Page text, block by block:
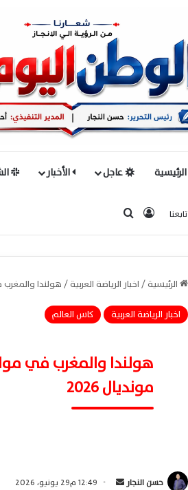
الرئيسية عاجل الأخبار
تابعنا تسجيل الدخول
الرئيسية/اخبار الرياضة العربية/هولندا
اخبار الرياضة العربية
كاس العالم
هولندا والمغرب في
مونديال 2026
حسن النجار 12:49 م29 يونيو، 2026